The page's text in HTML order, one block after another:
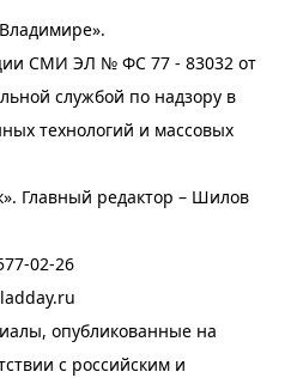
СМИ ЭЛ № ФС 77 - 83032 от
службой по надзору в
технологий и массовых
Главный редактор – Шилов
02-26
опубликованные на
с российским и